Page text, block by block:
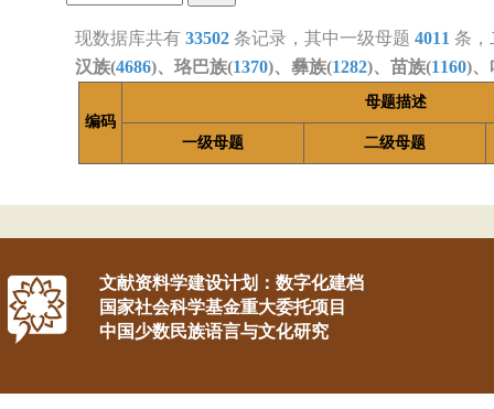
现数据库共有 33502 条记录，其中一级母题 4011 条
汉族(4686)、珞巴族(1370)、彝族(1282)、苗族(1160)、
编码
母题描述
一级母题 二级母题
文献资料学建设计划：数字化建档
国家社会科学基金重大委托项目
中国少数民族语言与文化研究